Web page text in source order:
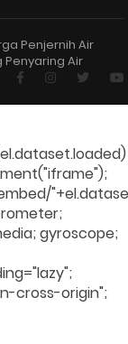
Penjernih Air
Penyaring Air
gyroscope;
cross-origin";